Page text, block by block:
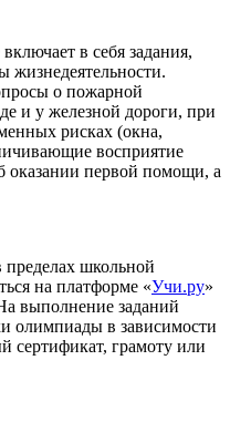
в себя задания,
жизнедеятельности.
о пожарной
и у железной дороги, при
рисках (окна,
восприятие
первой помощи, а
пределах школьной
на платформе «Учи.ру»
выполнение заданий
олимпиады в зависимости
сертификат, грамоту или